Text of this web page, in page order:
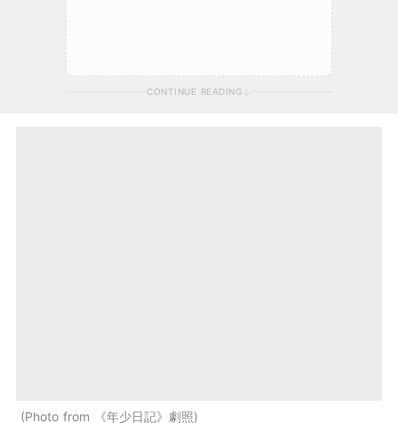
CONTINUE READING
Photo from 《年少日記》劇照